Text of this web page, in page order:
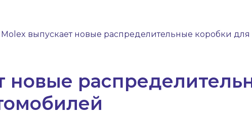
Molex выпускает новые распределительные коробки
новые